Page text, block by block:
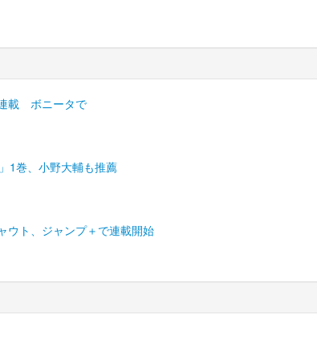
載 ボニータで
1巻、小野大輔も推薦
ウト、ジャンプ＋で連載開始